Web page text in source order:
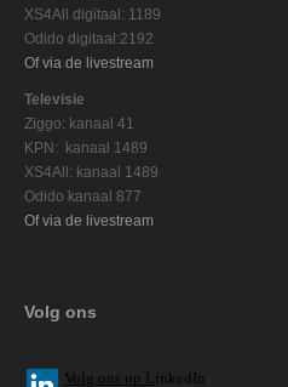
XS4All digitaal: 1189
Odido digitaal:2192
Of via de livestream
Televisie
Ziggo: kanaal 41
KPN: kanaal 1489
XS4All: kanaal 1489
Odido kanaal 877
Of via de livestream
Volg ons
Volg ons op L inkedIn